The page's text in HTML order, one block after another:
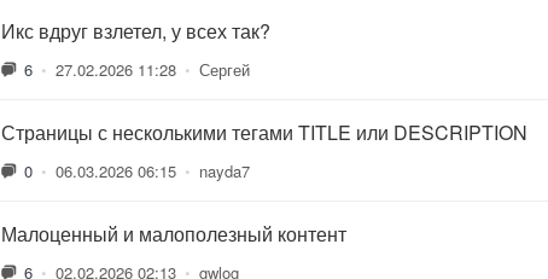
Икс вдруг взлетел, у всех так?
6 • 27.02.2026 11:28 • Сергей
Страницы с несколькими тегами TITLE или DESCRIPTION
0 • 06.03.2026 06:15 • nayda7
Малоценный и малополезный контент
6 • 02.02.2026 02:13 • gwlog